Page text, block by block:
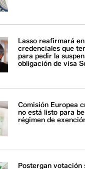
Lasso reafirmará
credenciales que
para pedir la
obligación de visa
Comisión Europea
no está listo para
régimen de
Postergan votación